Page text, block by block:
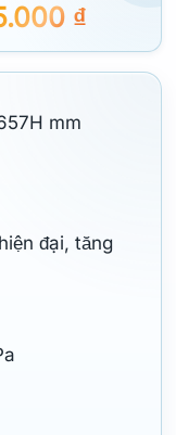
₫
mm
đại, tăng